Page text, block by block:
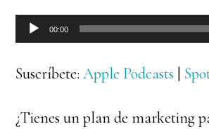
Reproductor
de
audio
00:00
Suscríbete:Apple Podcasts |
¿Tienes un plan de marketing